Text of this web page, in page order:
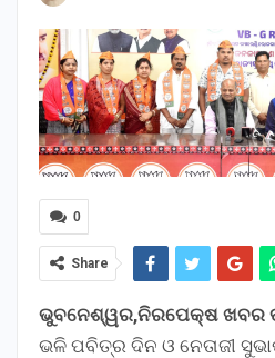
0
Share
ଭୁବନେଶ୍ୱର,ନିରପେକ୍ଷ ଖବର
ଭଳି ପବିତ୍ର ଦିନ ଓ ନେତାଜୀ